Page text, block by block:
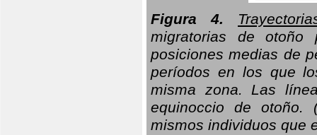
Figura 4.
migratorias de otoño
posiciones medias de
períodos en los que
misma zona. Las
equinoccio de otoño.
mismos individuos que